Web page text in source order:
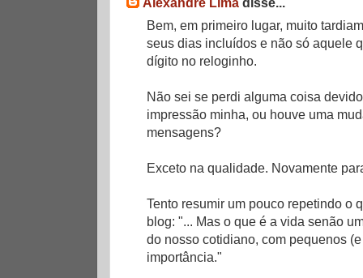
Bem, em primeiro lugar, muito
seus dias incluídos e não só aquele
dígito no reloginho.
Não sei se perdi alguma coisa
impressão minha, ou houve uma
mensagens?
Exceto na qualidade. Novamente
Tento resumir um pouco repetindo o
blog: "... Mas o que é a vida senão
do nosso cotidiano, com pequenos
importância."